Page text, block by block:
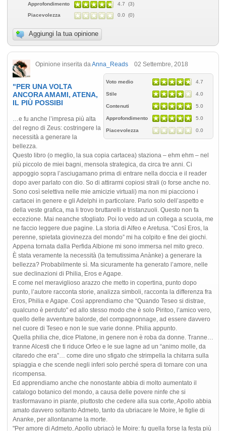
Approfondimento
4.7 (3)
Piacevolezza
0.0 (0)
Aggiungi la tua opinione
Opinione inserita da Anna_Reads 02 Settembre, 2018
Voto medio 4.7
Stile 4.0
Contenuti 5.0
Approfondimento 5.0
Piacevolezza 0.0
"PER UNA VOLTA
ANCORA AMAMI, ATENA,
IL PIÙ POSSIBI
…e fu anche l’impresa più alta
del regno di Zeus: costringere la
necessità a generare la
bellezza.
Questo libro (o meglio, la sua copia cartacea) staziona – ehm ehm – nel
più piccolo de miei bagni, mensola strategica, da circa tre anni. Ci
appoggio sopra l’asciugamano prima di entrare nella doccia e il reader
dopo aver parlato con dio. So di attirarmi copiosi strali (o forse anche no.
Sono così selettiva nelle mie amicizie virtuali) ma non mi piacciono i
cartacei in genere e gli Adelphi in particolare. Parlo solo dell’aspetto e
della veste grafica, ma li trovo bruttarelli e tristanzuoli. Questo non fa
eccezione. Mai neanche sfogliato. Poi lo vedo ad un collega a scuola, me
ne faccio leggere due pagine. La storia di Alfeo e Aretusa. “Così Eros, la
perenne, spietata giovinezza del mondo” mi ha colpito e fine dei giochi.
Appena tornata dalla Perfida Albione mi sono immersa nel mito greco.
È stata veramente la necessità (la temutissima Anànke) a generare la
bellezza? Probabilmente sì. Ma sicuramente ha generato l’amore, nelle
sue declinazioni di Philia, Eros e Agape.
E come nel meraviglioso arazzo che metto in copertina, punto dopo
punto, l’autore racconta storie, analizza simboli, racconta la differenza fra
Eros, Philia e Agape. Così apprendiamo che “Quando Teseo si distrae,
qualcuno è perduto" ed allo stesso modo che è solo Piritoo, l’amico vero,
quello delle avventure balorde, del compagnonnage, ad essere davvero
nel cuore di Teseo e non le sue varie donne. Philia appunto.
Quella philia che, dice Platone, in genere non è roba da donne. Tranne…
tranne Alcesti che ti riduce Orfeo e le sue lagne ad un “animo molle, da
citaredo che era”… come dire uno sfigato che strimpella la chitarra sulla
spiaggia e che scende negli inferi solo perché spera di tornare con una
ricompensa.
Ed apprendiamo anche che nonostante abbia di molto aumentato il
catalogo botanico del mondo, a causa delle povere ninfe che si
trasformavano in piante, piuttosto che cedere alla sua corte, Apollo abbia
amato davvero soltanto Admeto, tanto da ubriacare le Moire, le figlie di
Ananke, per allontanarne la morte.
"Per amore di Admeto, Apollo ubriacò le Moire: fu quella forse la festa più